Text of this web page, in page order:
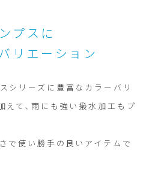
プスに
リエーション
シリーズに豊富なカラーバリ
えて､雨にも強い撥水加工もプ
で使い勝手の良いアイテムで